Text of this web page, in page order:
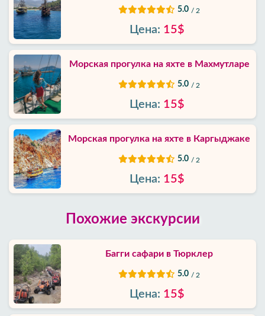
5.0 / 2
Цена: 15$
Морская прогулка на яхте в Махмутларе
5.0 / 2
Цена: 15$
Морская прогулка на яхте в Каргыджаке
5.0 / 2
Цена: 15$
Похожие экскурсии
Багги сафари в Тюрклер
5.0 / 2
Цена: 15$